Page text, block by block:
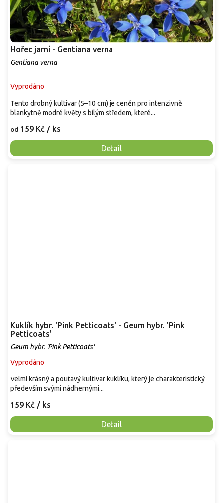
Hořec jarní - Gentiana verna
Gentiana verna
Vyprodáno
od 159 Kč / ks
Detail
Tento drobný kultivar (5–10 cm) je ceněn pro intenzivně
blankytně modré květy s bílým středem, které...
Kuklík hybr. 'Pink Petticoats' - Geum hybr. 'Pink
Petticoats'
Geum hybr. 'Pink Petticoats'
Vyprodáno
159 Kč / ks
Detail
Velmi krásný a poutavý kultivar kuklíku, který je charakteristický
především svými nádhernými...